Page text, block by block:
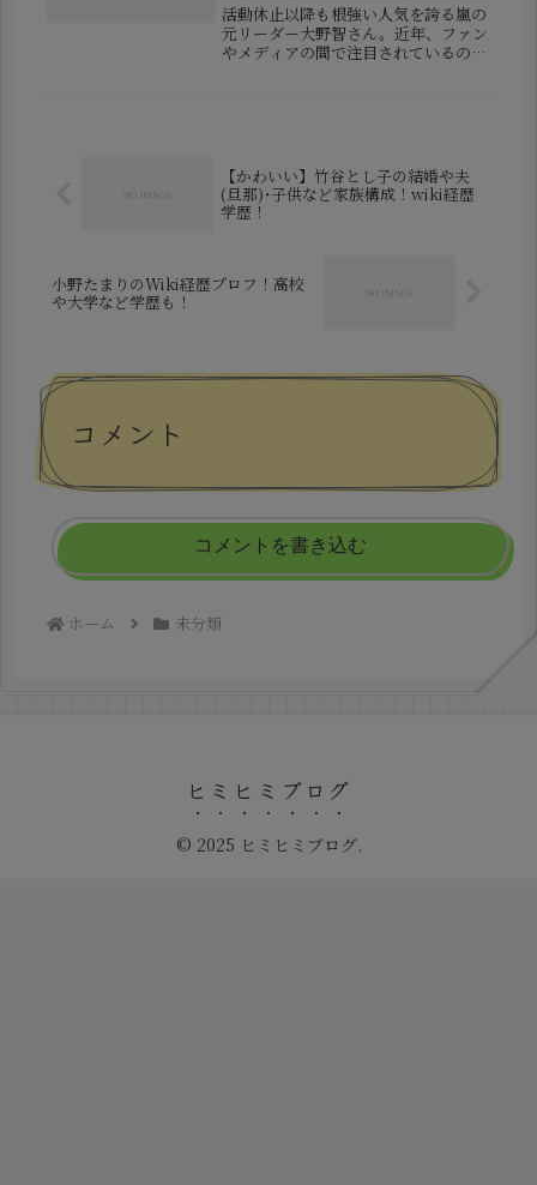
活動休止以降も根強い人気を誇る嵐の
元リーダー大野智さん。近年、ファン
やメディアの間で注目されているのが
【かわいい】竹谷とし子の結婚や夫
(旦那)･子供など家族構成！wiki経歴
学歴！
小野たまりのWiki経歴プロフ！高校
や大学など学歴も！
コメント
コメントを書き込む
ホーム 未分類
ヒミヒミブログ
© 2025 ヒミヒミブログ.